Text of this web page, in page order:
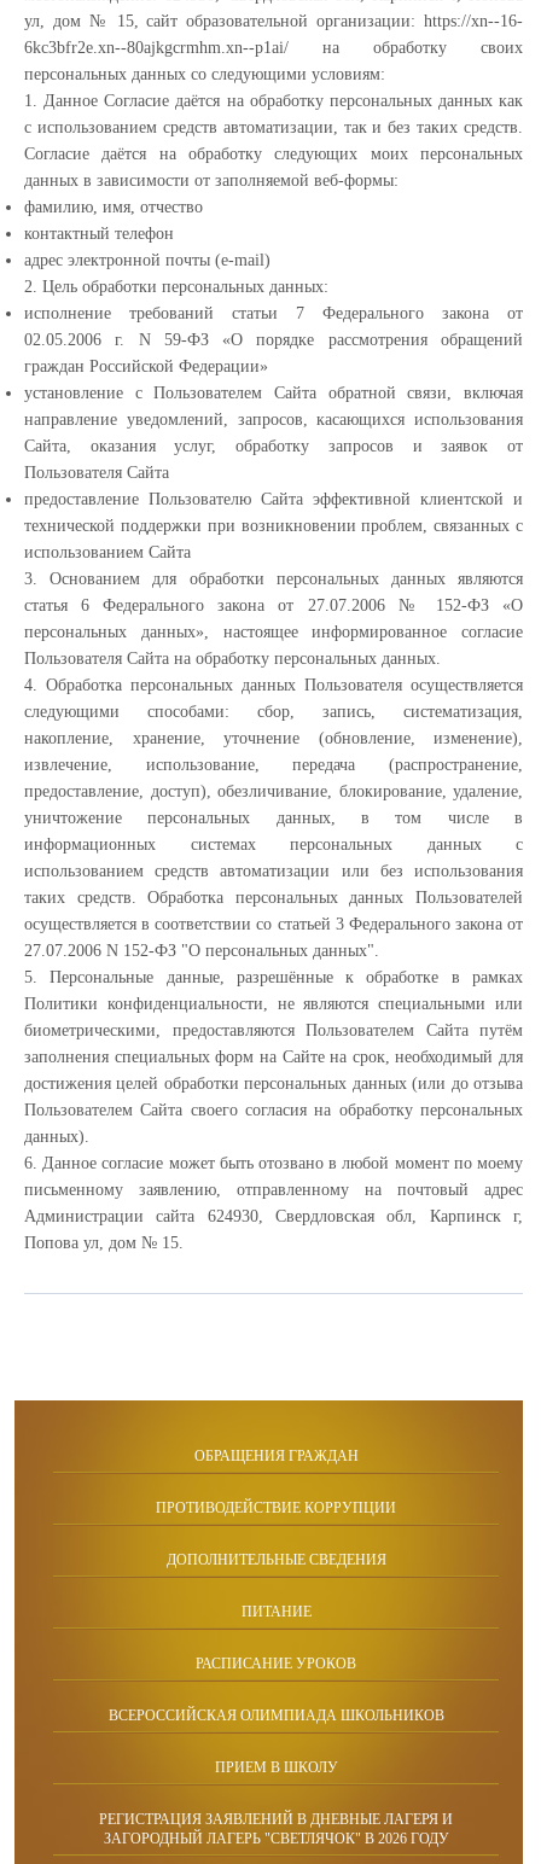
ул, дом № 15, сайт образовательной организации: https://xn--16-
6kc3bfr2e.xn--80ajkgcrmhm.xn--p1ai/ на обработку своих
персональных данных со следующими условиям:
1. Данное Согласие даётся на обработку персональных данных как
с использованием средств автоматизации, так и без таких средств.
Согласие даётся на обработку следующих моих персональных
данных в зависимости от заполняемой веб-формы:
фамилию, имя, отчество
контактный телефон
адрес электронной почты (e-mail)
2. Цель обработки персональных данных:
исполнение требований статьи 7 Федерального закона от
02.05.2006 г. N 59-ФЗ «О порядке рассмотрения обращений
граждан Российской Федерации»
установление с Пользователем Сайта обратной связи, включая
направление уведомлений, запросов, касающихся использования
Сайта, оказания услуг, обработку запросов и заявок от
Пользователя Сайта
предоставление Пользователю Сайта эффективной клиентской и
технической поддержки при возникновении проблем, связанных с
использованием Сайта
3. Основанием для обработки персональных данных являются
статья 6 Федерального закона от 27.07.2006 № 152-ФЗ «О
персональных данных», настоящее информированное согласие
Пользователя Сайта на обработку персональных данных.
4. Обработка персональных данных Пользователя осуществляется
следующими способами: сбор, запись, систематизация,
накопление, хранение, уточнение (обновление, изменение),
извлечение, использование, передача (распространение,
предоставление, доступ), обезличивание, блокирование, удаление,
уничтожение персональных данных, в том числе в
информационных системах персональных данных с
использованием средств автоматизации или без использования
таких средств. Обработка персональных данных Пользователей
осуществляется в соответствии со статьей 3 Федерального закона от
27.07.2006 N 152-ФЗ "О персональных данных".
5. Персональные данные, разрешённые к обработке в рамках
Политики конфиденциальности, не являются специальными или
биометрическими, предоставляются Пользователем Сайта путём
заполнения специальных форм на Сайте на срок, необходимый для
достижения целей обработки персональных данных (или до отзыва
Пользователем Сайта своего согласия на обработку персональных
данных).
6. Данное согласие может быть отозвано в любой момент по моему
письменному заявлению, отправленному на почтовый адрес
Администрации сайта 624930, Свердловская обл, Карпинск г,
Попова ул, дом № 15.
ОБРАЩЕНИЯ ГРАЖДАН
ПРОТИВОДЕЙСТВИЕ КОРРУПЦИИ
ДОПОЛНИТЕЛЬНЫЕ СВЕДЕНИЯ
ПИТАНИЕ
РАСПИСАНИЕ УРОКОВ
ВСЕРОССИЙСКАЯ ОЛИМПИАДА ШКОЛЬНИКОВ
ПРИЕМ В ШКОЛУ
РЕГИСТРАЦИЯ ЗАЯВЛЕНИЙ В ДНЕВНЫЕ ЛАГЕРЯ И
ЗАГОРОДНЫЙ ЛАГЕРЬ "СВЕТЛЯЧОК" В 2026 ГОДУ